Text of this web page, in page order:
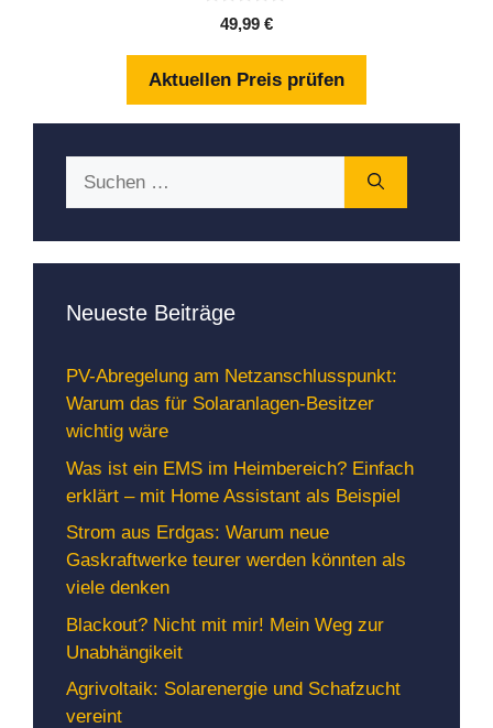
5
49,99 €
Aktuellen Preis prüfen
Neueste Beiträge
PV-Abregelung am Netzanschlusspunkt:
Warum das für Solaranlagen-Besitzer
wichtig wäre
Was ist ein EMS im Heimbereich? Einfach
erklärt – mit Home Assistant als Beispiel
Strom aus Erdgas: Warum neue
Gaskraftwerke teurer werden könnten als
viele denken
Blackout? Nicht mit mir! Mein Weg zur
Unabhängikeit
Agrivoltaik: Solarenergie und Schafzucht
vereint